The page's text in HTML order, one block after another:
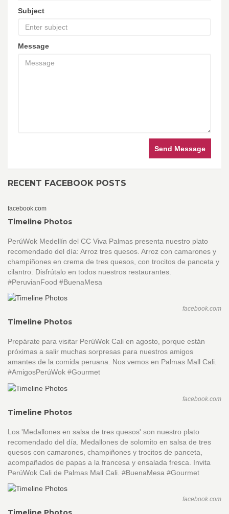
Subject
Message
Send Message
RECENT FACEBOOK POSTS
facebook.com
Timeline Photos
PerúWok Medellín del CC Viva Palmas presenta nuestro plato
recomendado del día: Arroz tres quesos. Arroz con camarones y
champiñones en crema de tres quesos, con trocitos de panceta y
cilantro. Disfrútalo en todos nuestros restaurantes.
#PeruvianFood #BuenaMesa
facebook.com
Timeline Photos
Prepárate para visitar PerúWok Cali en agosto, porque están
próximas a salir muchas sorpresas para nuestros amigos
amantes de la comida peruana. Nos vemos en Palmas Mall Cali.
#AmigosPerúWok #Gourmet
facebook.com
Timeline Photos
Los 'Medallones en salsa de tres quesos' son nuestro plato
recomendado del día. Medallones de solomito en salsa de tres
quesos con camarones, champiñones y trocitos de panceta,
acompañados de papas a la francesa y ensalada fresca. Invita
PerúWok Cali de Palmas Mall Cali. #BuenaMesa #Gourmet
facebook.com